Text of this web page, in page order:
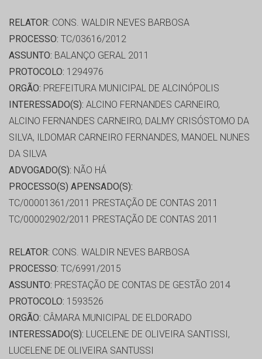
RELATOR: CONS. WALDIR NEVES BARBOSA
PROCESSO: TC/03616/2012
ASSUNTO: BALANÇO GERAL 2011
PROTOCOLO: 1294976
ORGÃO: PREFEITURA MUNICIPAL DE ALCINÓPOLIS
INTERESSADO(S): ALCINO FERNANDES CARNEIRO,
ALCINO FERNANDES CARNEIRO, DALMY CRISÓSTOMO DA
SILVA, ILDOMAR CARNEIRO FERNANDES, MANOEL NUNES
DA SILVA
ADVOGADO(S): NÃO HÁ
PROCESSO(S) APENSADO(S):
TC/00001361/2011 PRESTAÇÃO DE CONTAS 2011
TC/00002902/2011 PRESTAÇÃO DE CONTAS 2011
RELATOR: CONS. WALDIR NEVES BARBOSA
PROCESSO: TC/6991/2015
ASSUNTO: PRESTAÇÃO DE CONTAS DE GESTÃO 2014
PROTOCOLO: 1593526
ORGÃO: CÂMARA MUNICIPAL DE ELDORADO
INTERESSADO(S): LUCELENE DE OLIVEIRA SANTISSI,
LUCELENE DE OLIVEIRA SANTUSSI